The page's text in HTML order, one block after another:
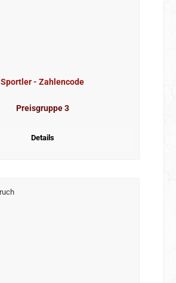
Sportler - Zahlencode
Preisgruppe 3
Details